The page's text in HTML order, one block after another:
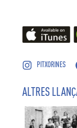
PITXORINES
ALTRES